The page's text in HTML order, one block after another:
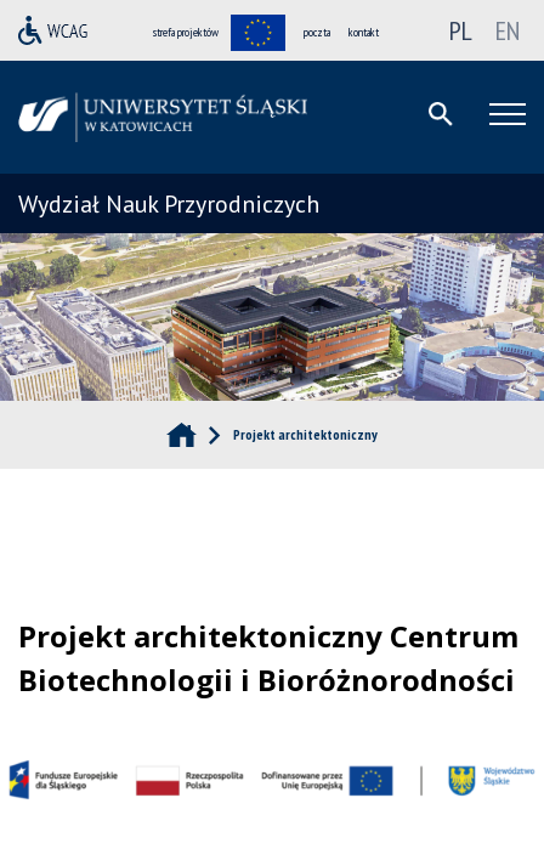
strefa projektów poczta kontakt PL EN
Wydział Nauk Przyrodniczych
Projekt architektoniczny
Projekt architektoniczny Centrum
Biotechnologii i Bioróżnorodności